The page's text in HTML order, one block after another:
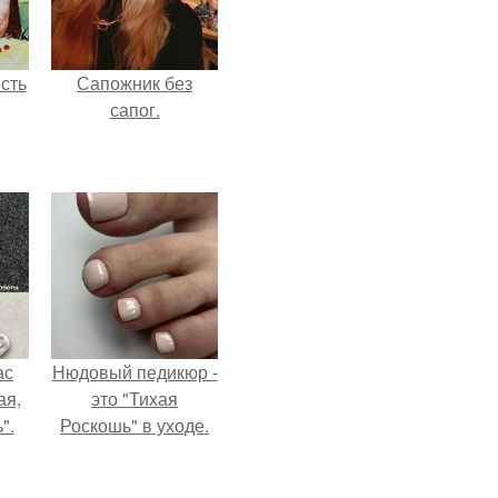
Сапожник без
сапог.
Нюдовый педикюр -
это "Тихая
Роскошь" в уходе.